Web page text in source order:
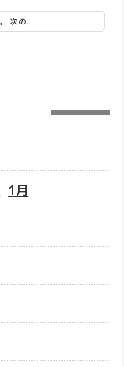
次の...
1月